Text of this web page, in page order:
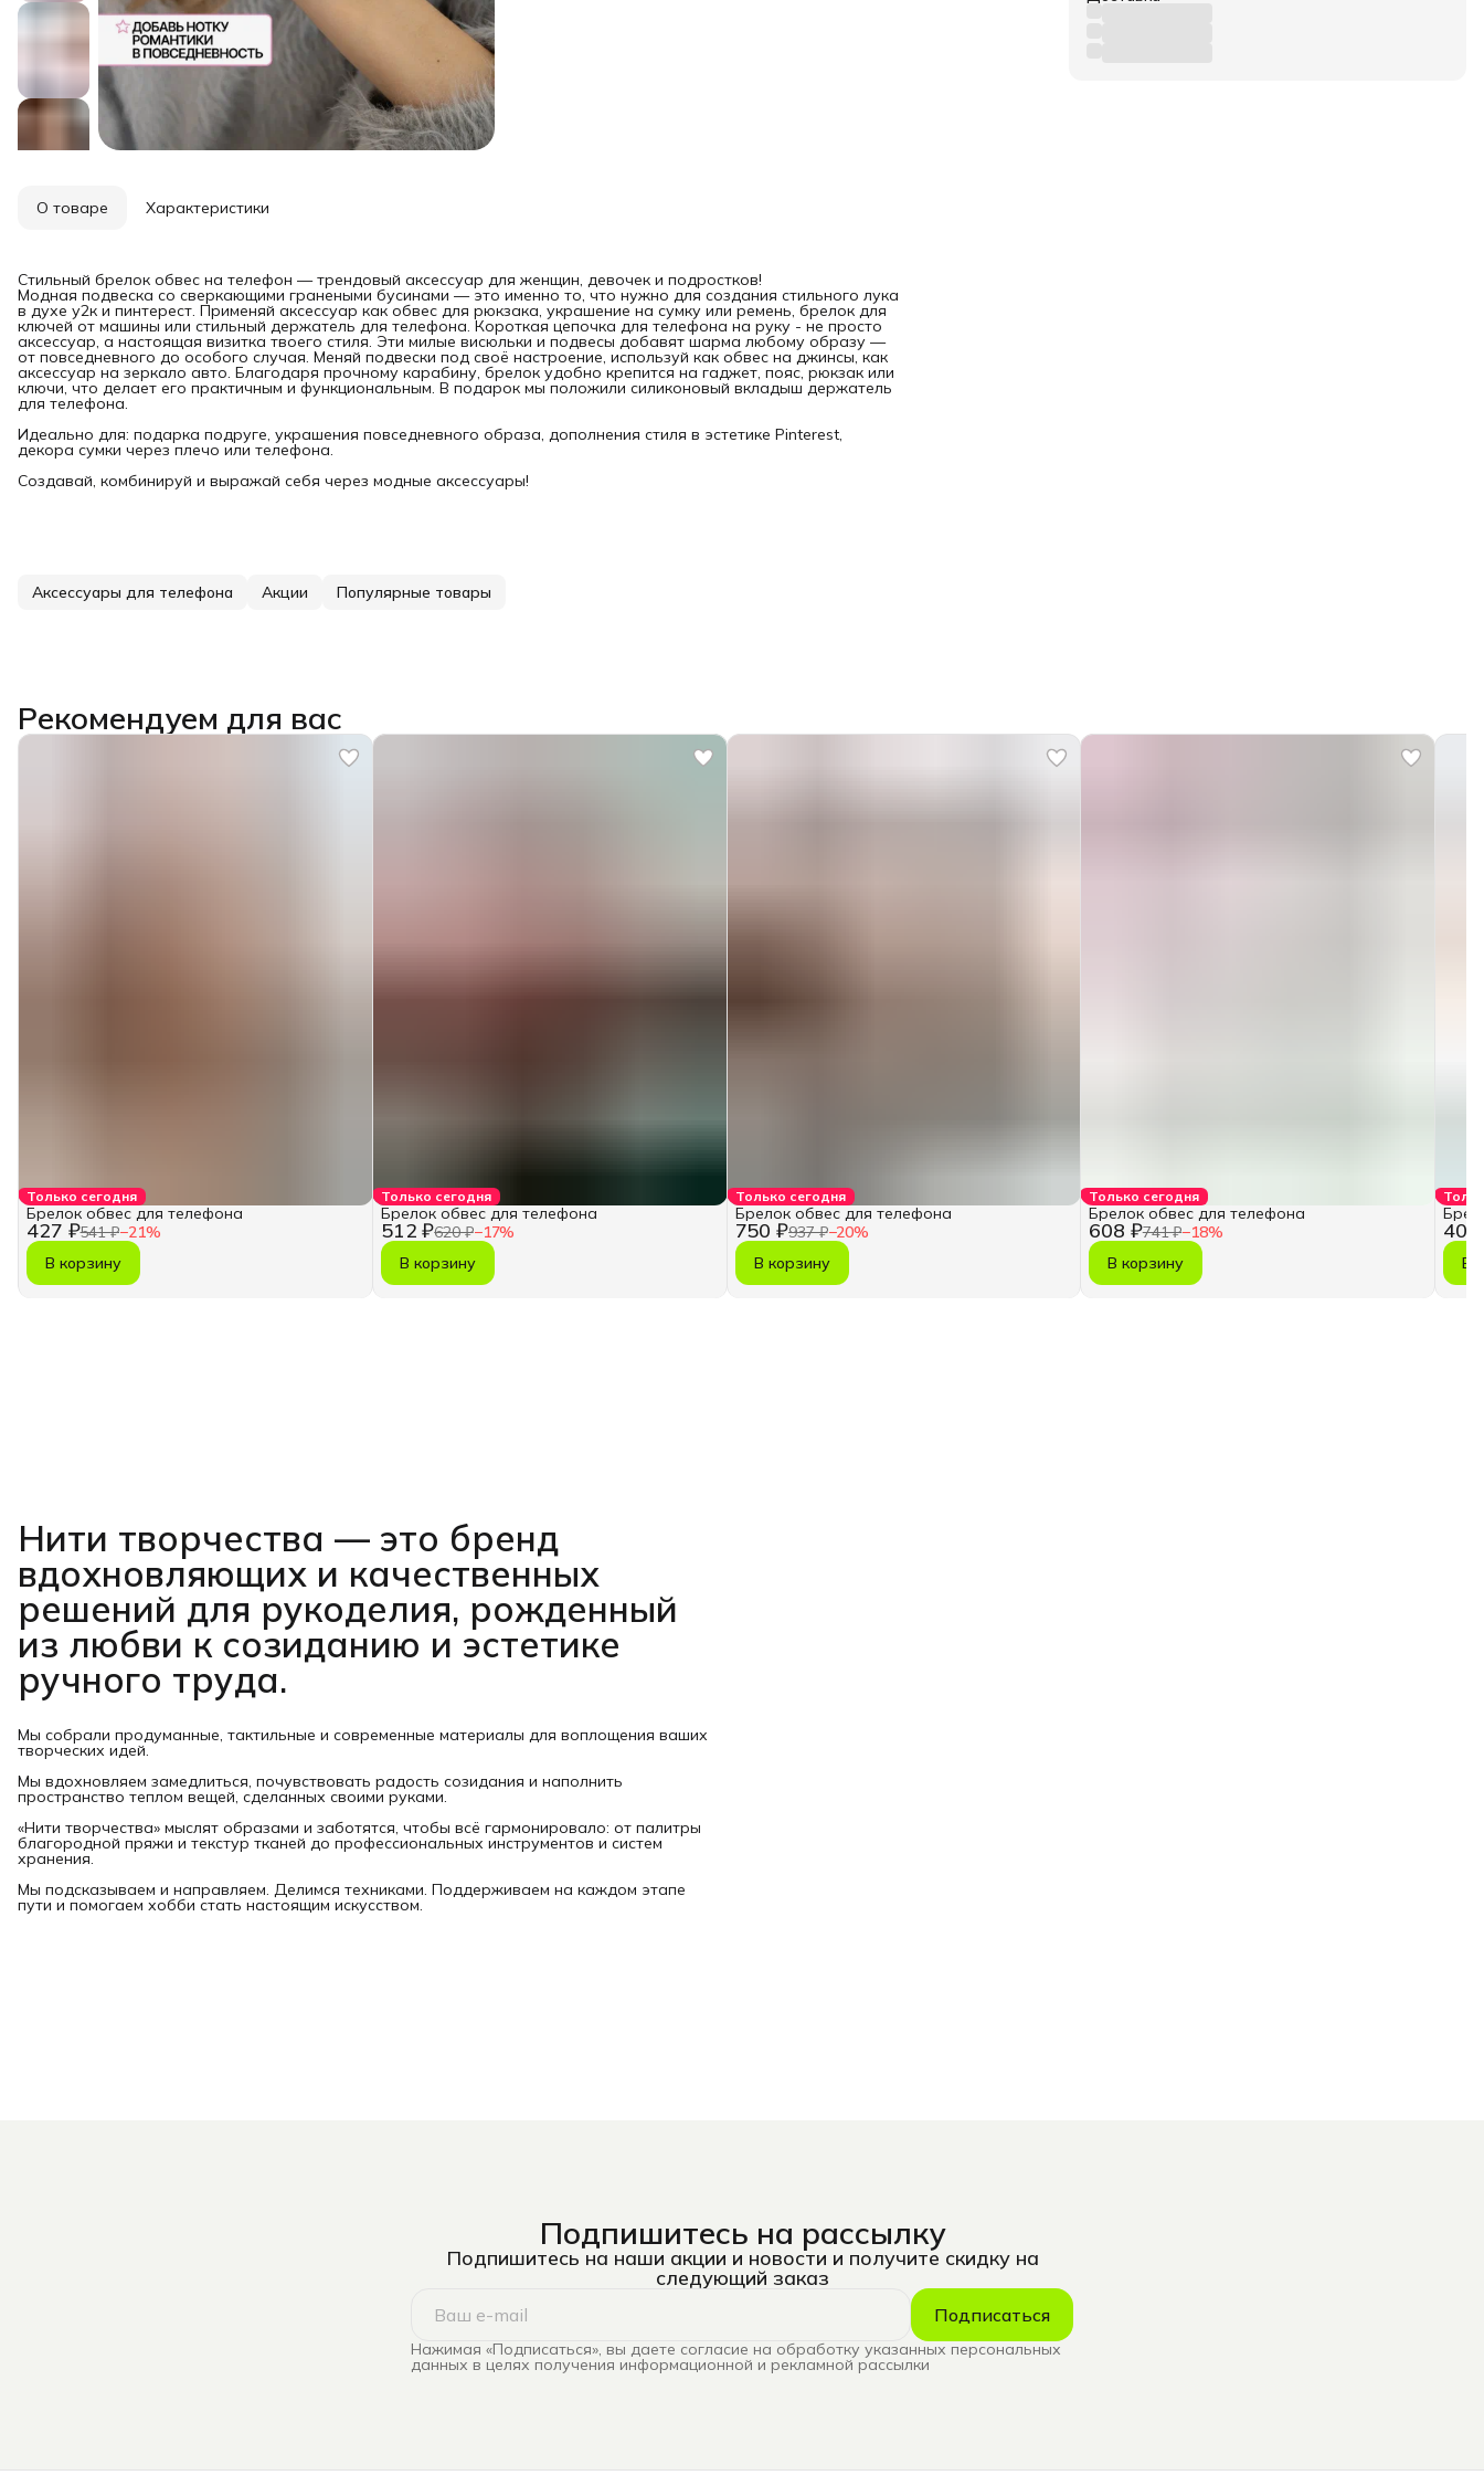
О товаре Характеристики
Стильный брелок обвес на телефон — трендовый аксессуар для женщин, девочек и подростков!
Модная подвеска со сверкающими гранеными бусинами — это именно то, что нужно для создания стильного лука
в духе у2к и пинтерест. Применяй аксессуар как обвес для рюкзака, украшение на сумку или ремень, брелок для
ключей от машины или стильный держатель для телефона. Короткая цепочка для телефона на руку - не просто
аксессуар, а настоящая визитка твоего стиля. Эти милые висюльки и подвесы добавят шарма любому образу —
от повседневного до особого случая. Меняй подвески под своё настроение, используй как обвес на джинсы, как
аксессуар на зеркало авто. Благодаря прочному карабину, брелок удобно крепится на гаджет, пояс, рюкзак или
ключи, что делает его практичным и функциональным. В подарок мы положили силиконовый вкладыш держатель
для телефона.
Идеально для: подарка подруге, украшения повседневного образа, дополнения стиля в эстетике Pinterest,
декора сумки через плечо или телефона.
Создавай, комбинируй и выражай себя через модные аксессуары!
Аксессуары для телефона Акции Популярные товары
Рекомендуем для вас
Только сегодня
427 ₽541 ₽−21%
Брелок обвес для телефона
В корзину
Только сегодня
512 ₽620 ₽−17%
Брелок обвес для телефона
В корзину
Только сегодня
750 ₽937 ₽−20%
Брелок обвес для телефона
В корзину
Только сегодня
608 ₽741 ₽−18%
Брелок обвес для телефона
В корзину
403
В
Нити творчества — это бренд
вдохновляющих и качественных
решений для рукоделия, рожденный
из любви к созиданию и эстетике
ручного труда.
Мы собрали продуманные, тактильные и современные материалы для воплощения ваших
творческих идей.
Мы вдохновляем замедлиться, почувствовать радость созидания и наполнить
пространство теплом вещей, сделанных своими руками.
«Нити творчества» мыслят образами и заботятся, чтобы всё гармонировало: от палитры
благородной пряжи и текстур тканей до профессиональных инструментов и систем
хранения.
Мы подсказываем и направляем. Делимся техниками. Поддерживаем на каждом этапе
пути и помогаем хобби стать настоящим искусством.
Подпишитесь на рассылку
Подпишитесь на наши акции и новости и получите скидку на
следующий заказ
Подписаться
Нажимая «Подписаться», вы даете согласие на обработку указанных персональных
данных в целях получения информационной и рекламной рассылки